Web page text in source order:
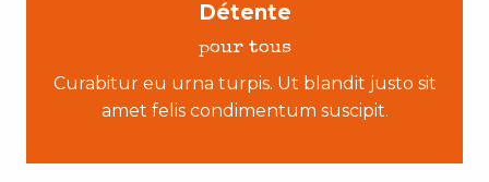
Détente
pour tous
Curabitur eu urna turpis. Ut blandit justo sit
amet felis condimentum suscipit.